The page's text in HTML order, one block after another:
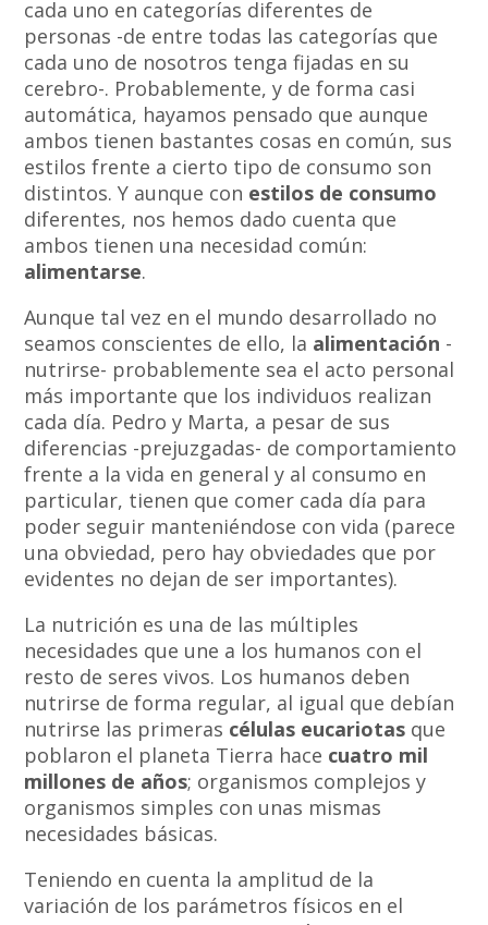
cada uno en categorías diferentes de
personas -de entre todas las categorías que
cada uno de nosotros tenga fijadas en su
cerebro-. Probablemente, y de forma casi
automática, hayamos pensado que aunque
ambos tienen bastantes cosas en común, sus
estilos frente a cierto tipo de consumo son
distintos. Y aunque con estilos de consumo
diferentes, nos hemos dado cuenta que
ambos tienen una necesidad común:
alimentarse.
Aunque tal vez en el mundo desarrollado no
seamos conscientes de ello, la alimentación -
nutrirse- probablemente sea el acto personal
más importante que los individuos realizan
cada día. Pedro y Marta, a pesar de sus
diferencias -prejuzgadas- de comportamiento
frente a la vida en general y al consumo en
particular, tienen que comer cada día para
poder seguir manteniéndose con vida (parece
una obviedad, pero hay obviedades que por
evidentes no dejan de ser importantes).
La nutrición es una de las múltiples
necesidades que une a los humanos con el
resto de seres vivos. Los humanos deben
nutrirse de forma regular, al igual que debían
nutrirse las primeras células eucariotas que
poblaron el planeta Tierra hace cuatro mil
millones de años; organismos complejos y
organismos simples con unas mismas
necesidades básicas.
Teniendo en cuenta la amplitud de la
variación de los parámetros físicos en el